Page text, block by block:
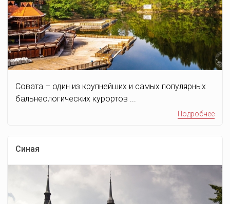
Совата – один из крупнейших и самых популярных
бальнеологических курортов ...
Подробнее
Синая